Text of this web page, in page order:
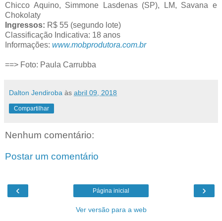
Chicco Aquino, Simmone Lasdenas (SP), LM, Savana e
Chokolaty
Ingressos: R$ 55 (segundo lote)
Classificação Indicativa: 18 anos
Informações: www.mobprodutora.com.br
==> Foto: Paula Carrubba
Dalton Jendiroba às abril 09, 2018
Compartilhar
Nenhum comentário:
Postar um comentário
‹ ›
Página inicial
Ver versão para a web